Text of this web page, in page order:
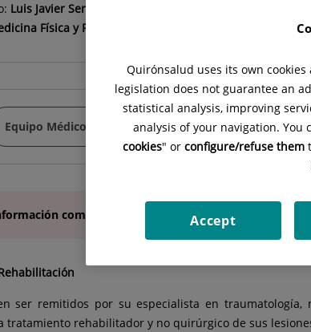
Luis Javier Serratosa Fernández
Física y Rehabilitación
Equipo Médico
completa especialidaden la web de
ser remitidos por su especialista en
tratamiento rehabilitador y no quirúrgico de sus
Quirónsalud uses its own
legislation does not guarantee an
statistical analysis, improving
analysis of your navigation. You
cookies" or configure/refuse them
Accept